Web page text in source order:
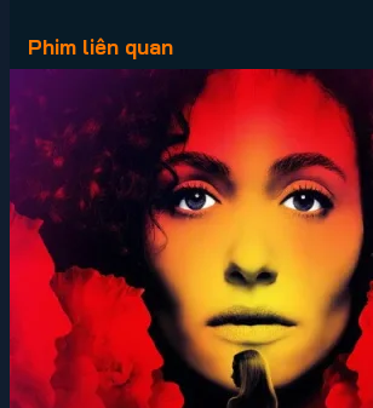
Phim liên quan